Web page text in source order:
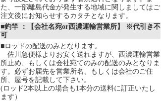
た、一部離島代金が発生する地域に関しましてはご
注文後にお知らせするカタチとなります。
■釣竿 ：【会社名宛or西濃運輸営業所】 ※代引き不
可
■ロッドの配送のみとなります。
佐川急便様よりお安く送れますが、西濃運輸営業
所止め、もしくは会社宛てのみの配送のみとなりま
す。必ずお届先を営業所名、もしくは会社のご住
所、屋号を記載して下さい。
(ロッド2本以上の場合も1本分の送料に訂正いたし
ます）